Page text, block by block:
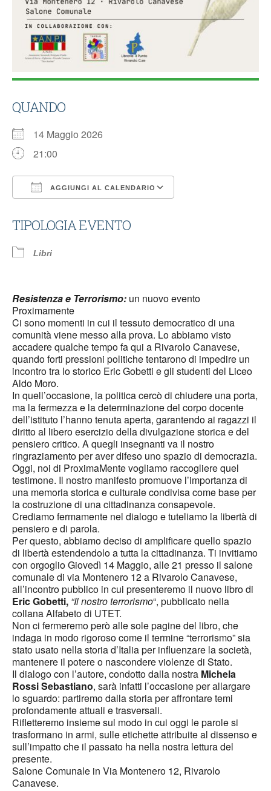
QUANDO
14 Maggio 2026
21:00
AGGIUNGI AL CALENDARIO
TIPOLOGIA EVENTO
Libri
Resistenza e Terrorismo: un nuovo evento
Proximamente
Ci sono momenti in cui il tessuto democratico di una
comunità viene messo alla prova. Lo abbiamo visto
accadere qualche tempo fa qui a Rivarolo Canavese,
quando forti pressioni politiche tentarono di impedire un
incontro tra lo storico Eric Gobetti e gli studenti del Liceo
Aldo Moro.
In quell’occasione, la politica cercò di chiudere una porta,
ma la fermezza e la determinazione del corpo docente
dell’istituto l’hanno tenuta aperta, garantendo ai ragazzi il
diritto al libero esercizio della divulgazione storica e del
pensiero critico. A quegli insegnanti va il nostro
ringraziamento per aver difeso uno spazio di democrazia.
Oggi, noi di ProximaMente vogliamo raccogliere quel
testimone. Il nostro manifesto promuove l’importanza di
una memoria storica e culturale condivisa come base per
la costruzione di una cittadinanza consapevole.
Crediamo fermamente nel dialogo e tuteliamo la libertà di
pensiero e di parola.
Per questo, abbiamo deciso di amplificare quello spazio
di libertà estendendolo a tutta la cittadinanza. Ti invitiamo
con orgoglio Giovedì 14 Maggio, alle 21 presso il salone
comunale di via Montenero 12 a Rivarolo Canavese,
all’incontro pubblico in cui presenteremo il nuovo libro di
Eric Gobetti, “Il nostro terrorismo“, pubblicato nella
collana Alfabeto di UTET.
Non ci fermeremo però alle sole pagine del libro, che
indaga in modo rigoroso come il termine “terrorismo” sia
stato usato nella storia d’Italia per influenzare la società,
mantenere il potere o nascondere violenze di Stato.
Il dialogo con l’autore, condotto dalla nostra Michela
Rossi Sebastiano, sarà infatti l’occasione per allargare
lo sguardo: partiremo dalla storia per affrontare temi
profondamente attuali e trasversali.
Rifletteremo insieme sul modo in cui oggi le parole si
trasformano in armi, sulle etichette attribuite al dissenso e
sull’impatto che il passato ha nella nostra lettura del
presente.
Salone Comunale in Via Montenero 12, Rivarolo
Canavese.